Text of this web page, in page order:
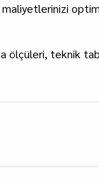
ölçüleri, teknik